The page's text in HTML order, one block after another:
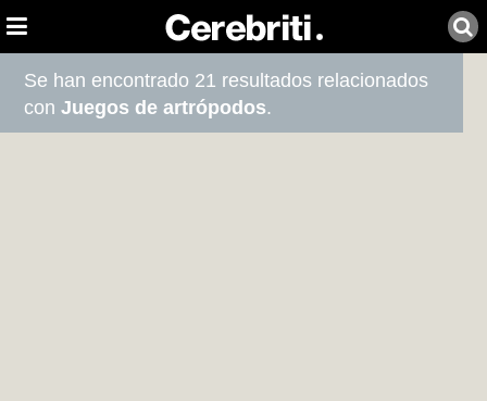
Se han encontrado 21 resultados relacionados
conJuegos de artrópodos.